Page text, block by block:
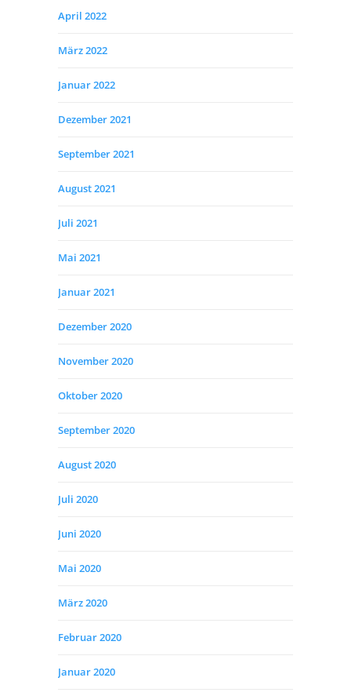
April 2022
März 2022
Januar 2022
Dezember 2021
September 2021
August 2021
Juli 2021
Mai 2021
Januar 2021
Dezember 2020
November 2020
Oktober 2020
September 2020
August 2020
Juli 2020
Juni 2020
Mai 2020
März 2020
Februar 2020
Januar 2020